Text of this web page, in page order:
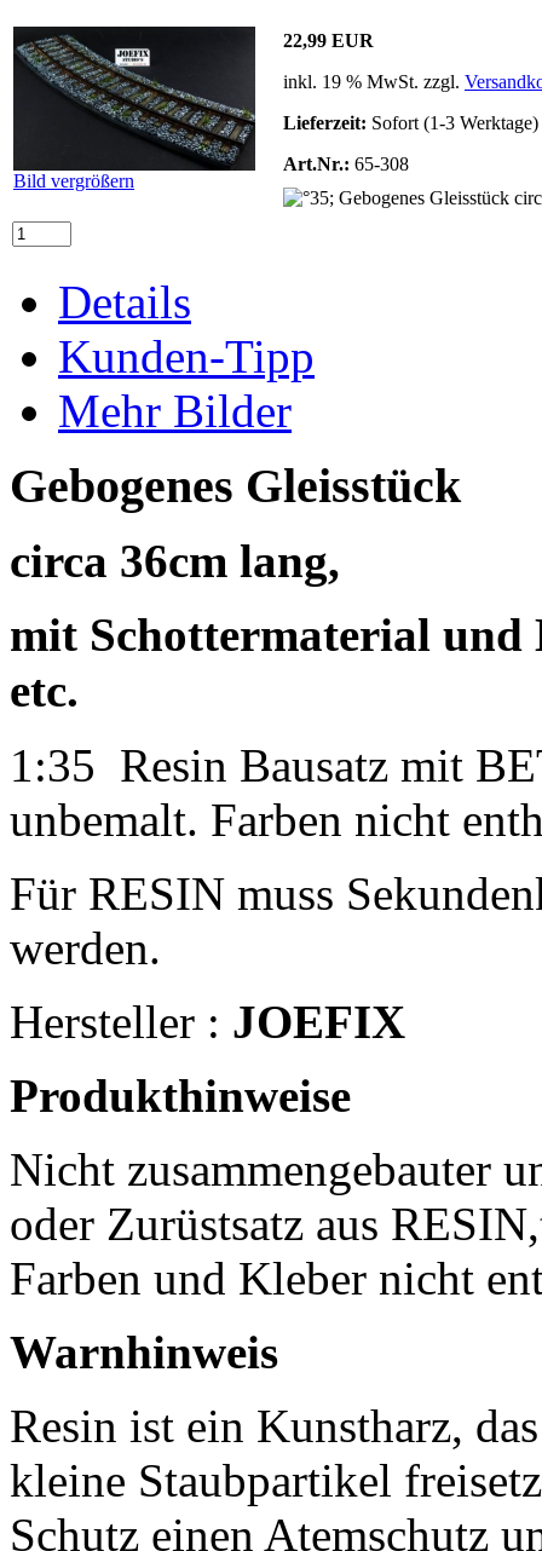
Bild vergrößern
22,99 EUR
inkl. 19 % MwSt. zzgl.
Lieferzeit: Sofort (1-3 Werktage)
Art.Nr.: 65-308
Details
Kunden-Tipp
Mehr Bilder
Gebogenes Gleisstück
circa 36cm lang,
mit Schottermaterial und
etc.
1:35 Resin Bausatz mit
unbemalt. Farben nicht
Für RESIN muss
werden.
Hersteller : JOEFIX
Produkthinweise
Nicht zusammengebauter
oder Zurüstsatz aus
Farben und Kleber nicht
Warnhinweis
Resin ist ein Kunstharz,
kleine Staubpartikel
Schutz einen Atemschutz